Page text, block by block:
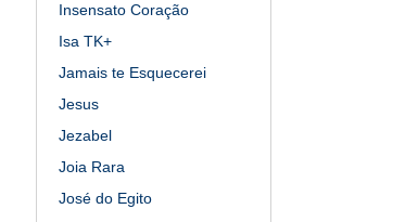
Insensato Coração
Isa TK+
Jamais te Esquecerei
Jesus
Jezabel
Joia Rara
José do Egito